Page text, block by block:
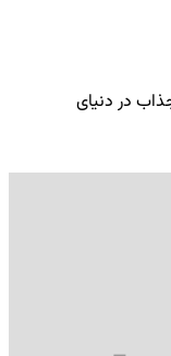
در دنیای